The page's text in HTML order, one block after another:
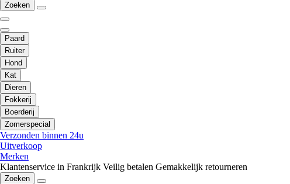
Zoeken
Paard
Ruiter
Hond
Kat
Dieren
Fokkerij
Boerderij
Zomerspecial
Verzonden binnen 24u
Uitverkoop
Merken
Klantenservice in Frankrijk Veilig betalen Gemakkelijk retourneren
Zoeken